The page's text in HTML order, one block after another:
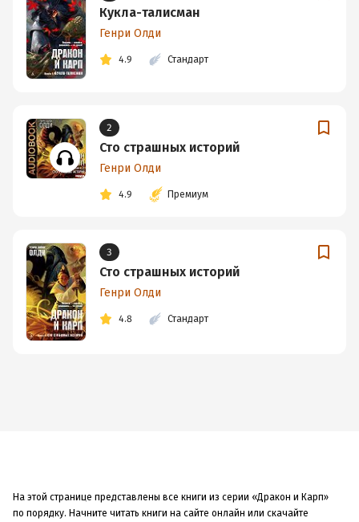
Кукла-талисман
Генри Олди
4.9 Стандарт
2
Сто страшных историй
Генри Олди
4.9 Премиум
3
Сто страшных историй
Генри Олди
4.8 Стандарт
На этой странице представлены все книги из серии «Дракон и Карп»
по порядку. Начните читать книги на сайте онлайн или скачайте